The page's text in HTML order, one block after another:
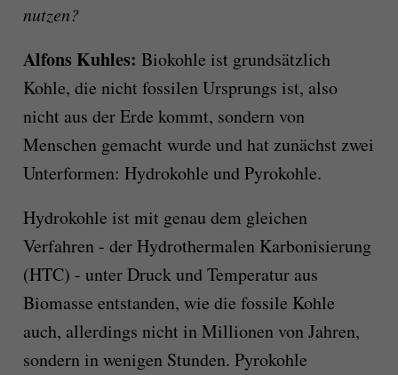
nutzen?
Alfons Kuhles: Biokohle ist grundsätzlich
Kohle, die nicht fossilen Ursprungs ist, also
nicht aus der Erde kommt, sondern von
Menschen gemacht wurde und hat zunächst zwei
Unterformen: Hydrokohle und Pyrokohle.
Hydrokohle ist mit genau dem gleichen
Verfahren - der Hydrothermalen Karbonisierung
(HTC) - unter Druck und Temperatur aus
Biomasse entstanden, wie die fossile Kohle
auch, allerdings nicht in Millionen von Jahren,
sondern in wenigen Stunden. Pyrokohle